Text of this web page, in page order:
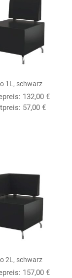
1L, schwarz
132,00 €
57,00 €
2L, schwarz
157,00 €